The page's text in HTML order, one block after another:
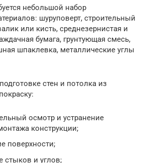
небольшой набор
шуруповерт, строительный
или кисть, среднезернистая и
бумага, грунтующая смесь,
шпаклевка, металлические углы
стен и потолка из
осмотр и устранение
конструкции;
поверхности;
стыков и углов;